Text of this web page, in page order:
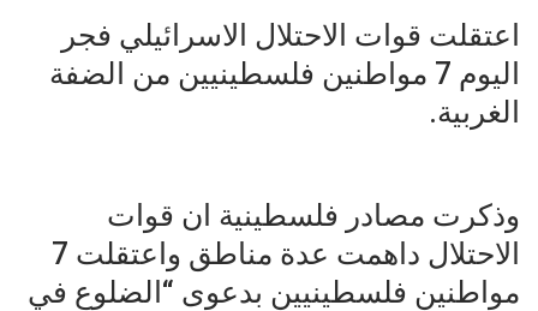
اعتقلت قوات الاحتلال الاسرائيلي فجر
اليوم 7 مواطنين فلسطينيين من الضفة
الغربية.
وذكرت مصادر فلسطينية ان قوات
الاحتلال داهمت عدة مناطق واعتقلت 7
مواطنين فلسطينيين بدعوى “الضلوع في